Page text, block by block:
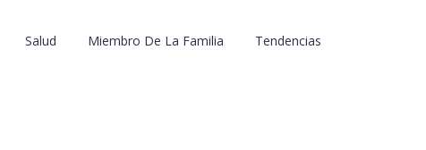
Salud Miembro De La Familia Tendencias